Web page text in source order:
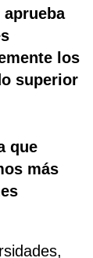
los
superior
que
más